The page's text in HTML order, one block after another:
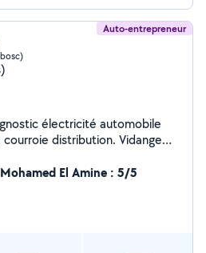
Auto-entrepreneur
électricité automobile
distribution. Vidange
El Amine : 5/5